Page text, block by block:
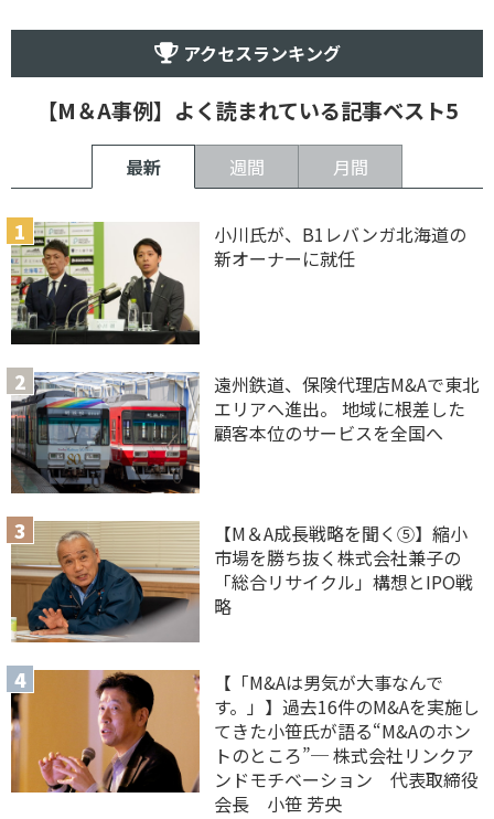
アクセスランキング
【M＆A事例】よく読まれている記事ベスト5
最新 週間 月間
小川氏が、B1レバンガ北海道の
新オーナーに就任
遠州鉄道、保険代理店M&Aで東北
エリアへ進出。 地域に根差した
顧客本位のサービスを全国へ
【M＆A成長戦略を聞く⑤】縮小
市場を勝ち抜く株式会社兼子の
「総合リサイクル」構想とIPO戦
略
【「M&Aは男気が大事なんで
す。」】過去16件のM&Aを実施し
てきた小笹氏が語る“M&Aのホン
トのところ”─ 株式会社リンクア
ンドモチベーション 代表取締役
会長 小笹 芳央